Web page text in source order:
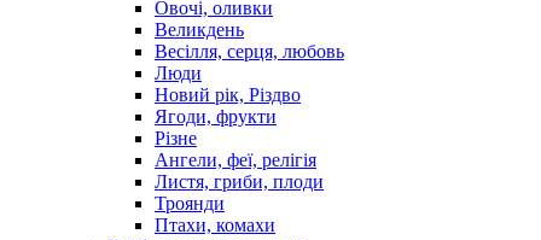
Овочі, оливки
Великдень
Весілля, серця, любовь
Люди
Новий рік, Різдво
Ягоди, фрукти
Різне
Ангели, феї, релігія
Листя, гриби, плоди
Троянди
Птахи, комахи